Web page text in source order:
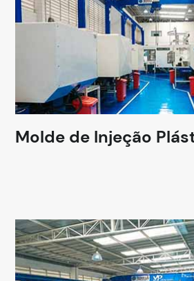
Molde de Injeção